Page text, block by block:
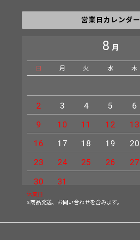
営業日カレンダー
8 月
日 月 火 水 木
2
3 4 5 6
9
10 11 12 13
16
17 18 19 20
23
24 25 26 27
30
31
休業日
※商品発送、お問い合わせを含みます。